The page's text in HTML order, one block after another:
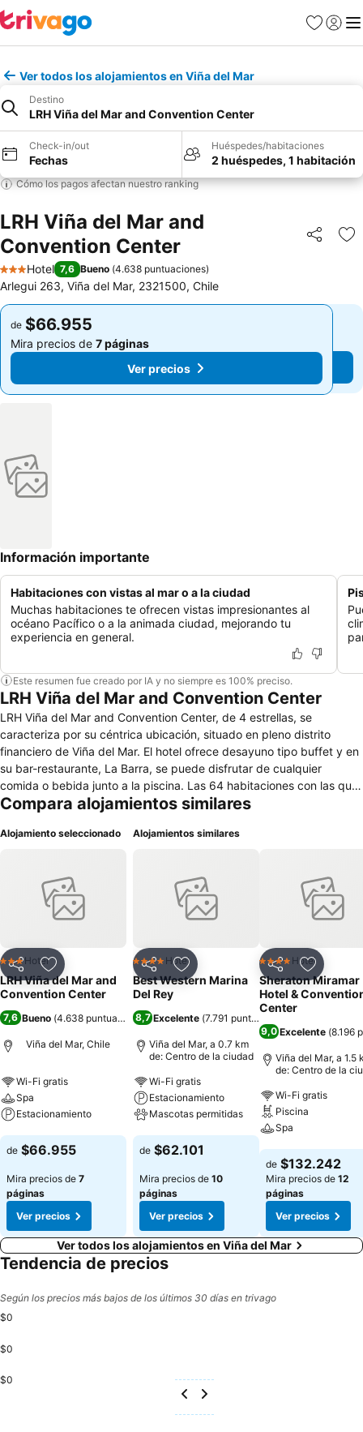
Favoritos
Iniciar
Ver todos los alojamientos en Viña del Mar
Destino
LRH Viña del Mar and Convention Center
Check-in/out
Fechas
Huéspedes/habitaciones
2 huéspedes, 1 habitación
Cómo los pagos afectan nuestro ranking
LRH Viña del Mar and
Convention Center
Compartir
3 Estrellas
Hotel 7,6 Bueno (4.638 puntuaciones)
Arlegui 263, Viña del Mar, 2321500, Chile
de $66.955
Mira precios de 7 páginas
Ver precios
de $66.955
Mira precios de 7 páginas
Ver precios
Información importante
Habitaciones con vistas al mar o a la ciudad
Muchas habitaciones te ofrecen vistas impresionantes al
océano Pacífico o a la animada ciudad, mejorando tu
experiencia en general.
Este resumen fue creado por IA y no siempre es 100% preciso.
LRH Viña del Mar and Convention Center
LRH Viña del Mar and Convention Center, de 4 estrellas, se
caracteriza por su céntrica ubicación, situado en pleno distrito
financiero de Viña del Mar. El hotel ofrece desayuno tipo buffet y en
su bar-restaurante, La Barra, se puede disfrutar de cualquier
comida o bebida junto a la piscina. Las 64 habitaciones con las que
cuenta este hotel están equipadas con amplios ventanales por los
acondicionado, minibar y televisor por cable. La estación de trenes
LRH Viña del Mar and Convention Center se caracteriza por ser uno
de los núcleos de convenciones más importantes de esta región de
Chile, gracias a sus ocho salones independientes y de diferentes
sauna y wifi gratuito.
Compara alojamientos similares
Alojamiento seleccionado
CompartirAgregar a favoritos
3 Estrellas
Hotel
LRH Viña del Mar and
Convention Center
7,6 Bueno (4.638 puntuaciones)
Viña del Mar, Chile
Wi-Fi gratis
Spa
Estacionamiento
Ver precios
de $66.955
Mira precios de 7
páginas
Ver precios
Alojamientos similares
CompartirAgregar a favoritos
4 EstrellasHotel
Best Western Marina
Del Rey
8,7 Excelente (7.791 puntuaciones
Viña del Mar, a 0.7 km
de: Centro de la ciudad
Wi-Fi gratis
Estacionamiento
Mascotas permitidas
Ver precios
de $62.101
Mira precios de 10
páginas
Ver precios
CompartirAgregar
4 EstrellasHotel
Sheraton Miramar
Hotel &
Center
9,0 Excelente (8.196
Viña del Mar, a 1.5
de: Centro de la
Wi-Fi gratis
Piscina
Spa
Ver precios
de $132.242
Mira precios de 12
páginas
Ver precios
Ver todos los alojamientos en Viña del Mar
Tendencia de precios
Según los precios más bajos de los últimos 30 días en trivago
$0
$0
$0